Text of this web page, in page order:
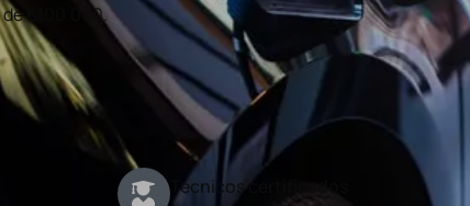
€100.000.
Técnicos certificados